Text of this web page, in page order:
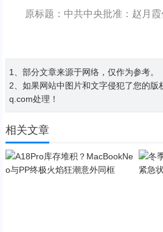
原标题：中共中央批准：赵月
1、部分文章来源于网络，仅作为参考。
2、如果网站中图片和文字侵犯了您的
q.com处理！
相关文章